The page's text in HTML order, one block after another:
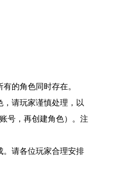
的角色同时存在。
请玩家谨慎处理，以
号，再创建角色）。注
。请各位玩家合理安排